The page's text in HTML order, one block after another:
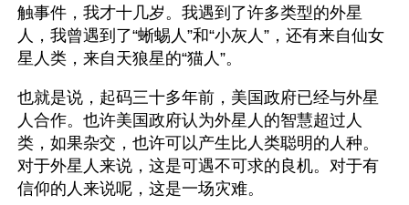
触事件，我才十几岁。我遇到了许多类型的外星
人，我曾遇到了“蜥蜴人”和“小灰人”，还有来自仙女
星人类，来自天狼星的“猫人”。
也就是说，起码三十多年前，美国政府已经与外星
人合作。也许美国政府认为外星人的智慧超过人
类，如果杂交，也许可以产生比人类聪明的人种。
对于外星人来说，这是可遇不可求的良机。对于有
信仰的人来说呢，这是一场灾难。